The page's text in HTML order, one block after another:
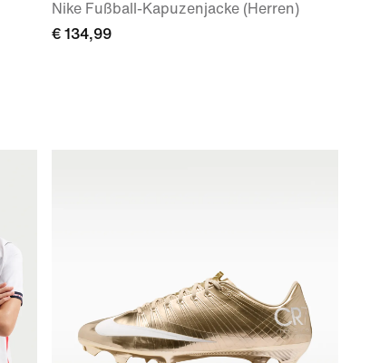
Nike Fußball-Kapuzenjacke (Herren)
€ 134,99